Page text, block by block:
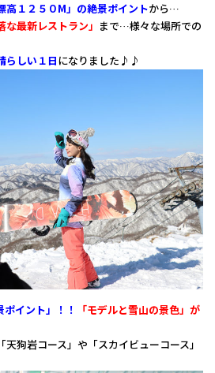
高１２５０M」の絶景ポイントから…
最新レストラン」 まで…様々な場所での
らしい１日になりました♪♪
イント」！！
「モデルと雪山の景色」が
天狗岩コース」や「スカイビューコース」